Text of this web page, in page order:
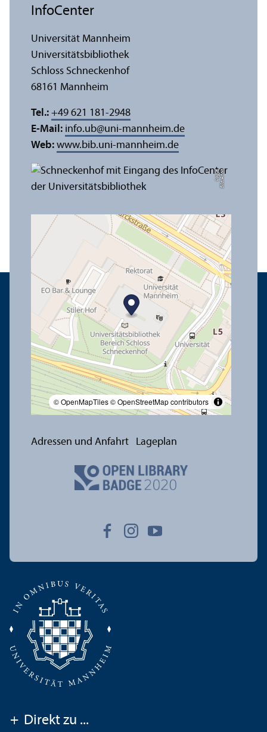
Bil
d:
A
n
n
a
L
o
g
u
e
© OpenMapTiles© OpenStreetMap contributors
InfoCenter
Universität Mannheim
Universitäts­bibliothek
Schloss Schneckenhof
68161 Mannheim
Tel.: +49 621 181-2948
E-Mail: info.ub@uni-mannheim.de
Web: www.bib.uni-mannheim.de
Adressen und Anfahrt Lageplan
+ Direkt zu ...